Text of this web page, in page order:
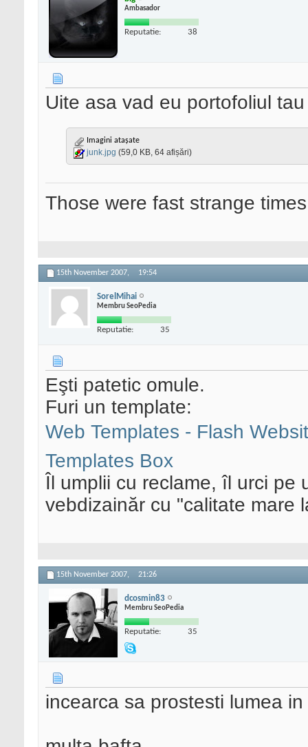
Ambasador
Reputatie: 38
Uite asa vad eu portofoliul
Imagini atașate
junk.jpg (59,0 KB, 64 afișări)
Those were fast strange
15th November 2007, 19:54
SorelMihai
Membru SeoPedia
Reputatie: 35
Eşti patetic omule.
Furi un template:
Web Templates - Flash
Templates Box
Îl umplii cu reclame, îl urci pe
vebdizainăr cu "calitate mare
15th November 2007, 21:26
dcosmin83
Membru SeoPedia
Reputatie: 35
incearca sa prostesti lumea